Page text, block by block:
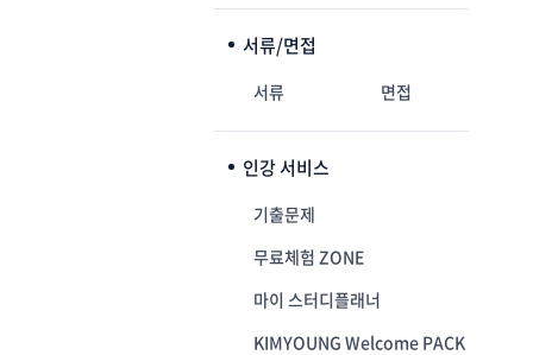
서류/면접
서류 면접
인강 서비스
기출문제
무료체험 ZONE
마이 스터디플래너
KIMYOUNG Welcome PACK